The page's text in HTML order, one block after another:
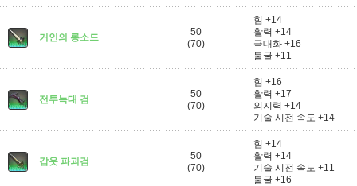
거인의 롱소드
50
(70)
힘 +14
활력 +14
극대화 +16
불굴 +11
전투늑대 검
50
(70)
힘 +16
활력 +17
의지력 +14
기술 시전 속도 +14
갑옷 파괴검
50
(70)
힘 +14
활력 +14
기술 시전 속도 +11
불굴 +16